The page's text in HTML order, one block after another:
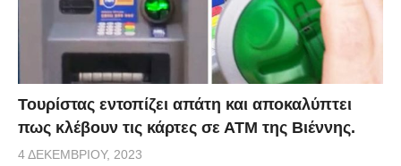
Τουρίστας εντοπίζει απάτη και αποκαλύπτει
πως κλέβουν τις κάρτες σε ΑΤΜ της Βιέννης.
4 ΔΕΚΕΜΒΡΊΟΥ, 2023